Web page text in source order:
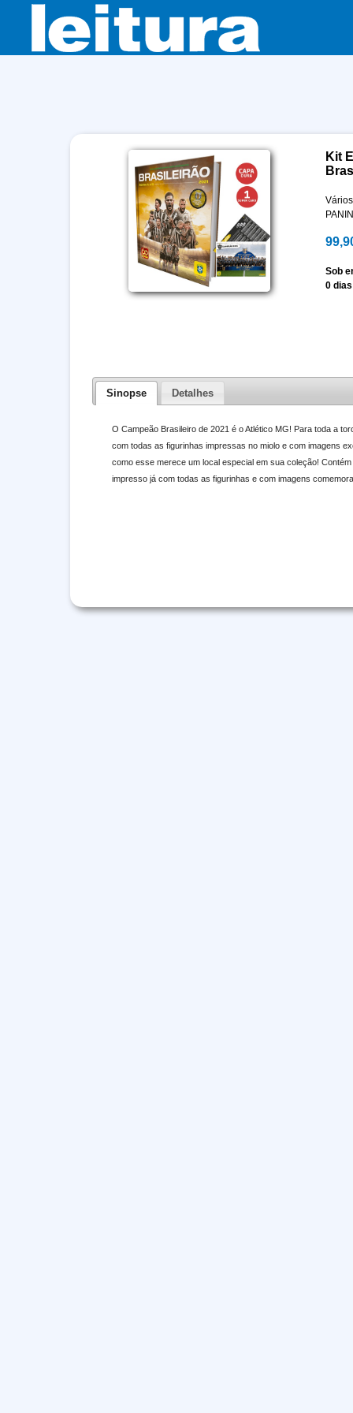
Kit
Sob
0 dias
Sinopse Detalhes
O Campeão Brasileiro de 2021 é o Atlético MG! Para toda a
com todas as figurinhas impressas no miolo e com imagens
como esse merece um local especial em sua coleção!
impresso já com todas as figurinhas e com imagens